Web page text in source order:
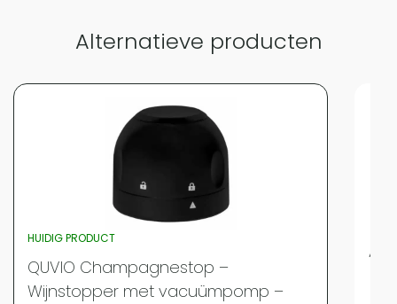
Alternatieve producten
HUIDIG PRODUCT
QUVIO Champagnestop –
Wijnstopper met vacuümpomp –